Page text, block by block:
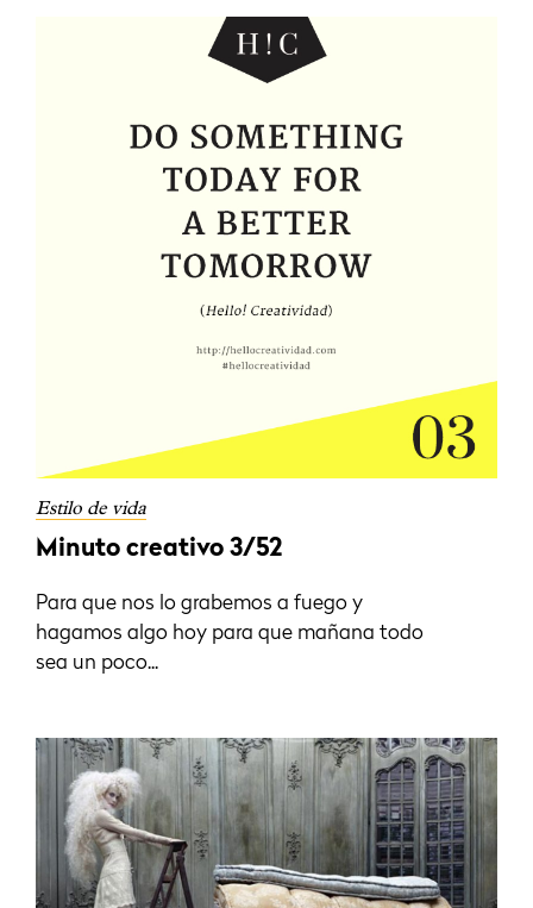
Estilo de vida
Minuto creativo 3/52
Para que nos lo grabemos a fuego y
hagamos algo hoy para que mañana todo
sea un poco...